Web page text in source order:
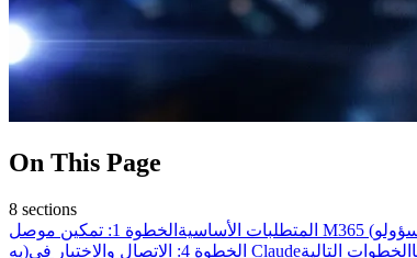
On This Page
8 sections
المتطلبات الأساسية
به)
الخطوة 4: الاتصال والاختبار في Claudeالخطوات التالية